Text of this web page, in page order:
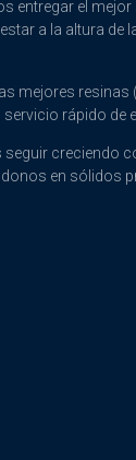
entregar el
a la altura de
mejores resinas
rápido de
creciendo
en sólidos